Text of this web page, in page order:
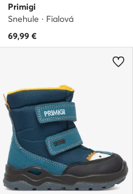
Primigi
Snehule · Fialová
69,99 €